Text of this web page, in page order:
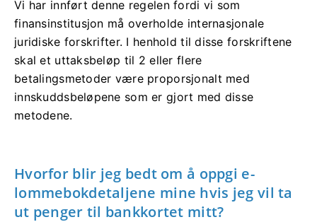
Vi har innført denne regelen fordi vi som
finansinstitusjon må overholde internasjonale
juridiske forskrifter. I henhold til disse forskriftene
skal et uttaksbeløp til 2 eller flere
betalingsmetoder være proporsjonalt med
innskuddsbeløpene som er gjort med disse
metodene.
Hvorfor blir jeg bedt om å oppgi e-
lommebokdetaljene mine hvis jeg vil ta
ut penger til bankkortet mitt?